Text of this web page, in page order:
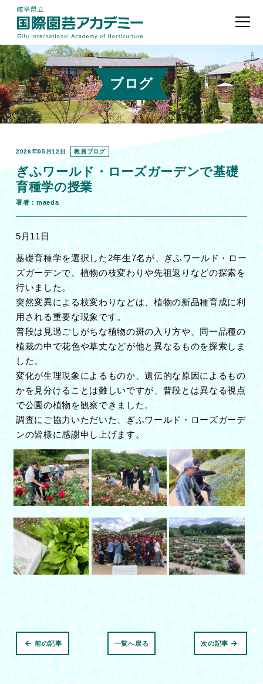
ブログ
2026年05月12日 教員ブログ
ぎふワールド・ローズガーデンで基礎
育種学の授業
著者：maeda
5月 11日
基礎育種学を選択した2年生7名が、ぎふワールド・ロー
ズガーデンで、植物の枝変わりや先祖返りなどの探索を
行いました。
突然変異による枝変わりなどは、植物の新品種育成に利
用される重要な現象です。
普段は見過ごしがちな植物の斑の入り方や、同一品種の
植栽の中で花色や草丈などが他と異なるものを探索しま
した。
変化が生理現象によるものか、遺伝的な原因によるもの
かを見分けることは難しいですが、普段とは異なる視点
で公園の植物を観察できました。
調査にご協力いただいた、ぎふワールド・ローズガーデ
ンの皆様に感謝申し上げます。
次の記事
一覧へ戻る
前の記事